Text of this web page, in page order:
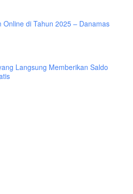
Online di Tahun 2025 – Danamas
Langsung Memberikan Saldo